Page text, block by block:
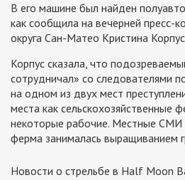
В его машине был найден
как сообщила на вечерней пресс-
округа Сан-Матео Кристина
Корпус сказала, что
сотрудничал» со следователями
на одном из двух мест
места как сельскохозяйственные
некоторые рабочие. Местные
ферма занималась выращиванием
Новости о стрельбе в Half Moon